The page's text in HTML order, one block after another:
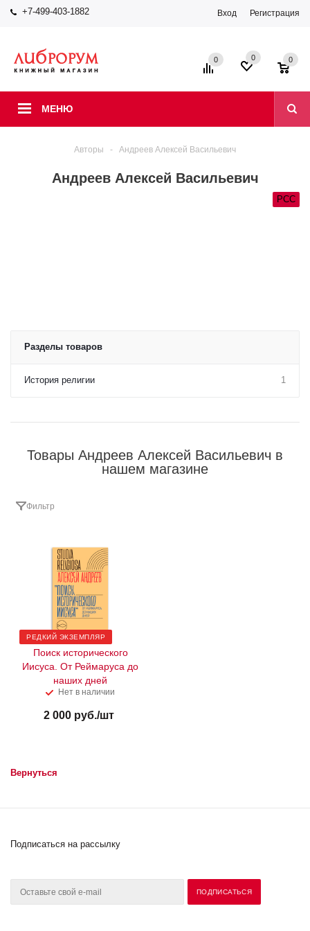
+7-499-403-1882 Вход Регистрация
МЕНЮ
0 0 0
Авторы - Андреев Алексей Васильевич
Андреев Алексей Васильевич
РСС
Разделы товаров
История религии 1
Товары Андреев Алексей Васильевич в
нашем магазине
Фильтр
РЕДКИЙ ЭКЗЕМПЛЯР
Поиск исторического
Иисуса. От Реймаруса до
наших дней
Нет в наличии
2 000 руб./шт
Вернуться
Подписаться на рассылку